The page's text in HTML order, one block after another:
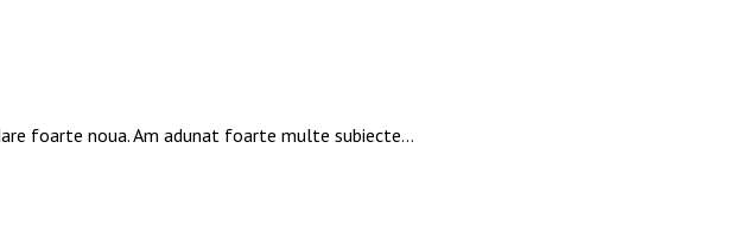
foarte noua. Am adunat foarte multe subiecte…